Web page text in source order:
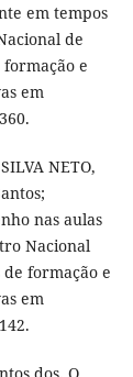
em tempos
de
e
em
NETO,
nas aulas
Nacional
formação e
em